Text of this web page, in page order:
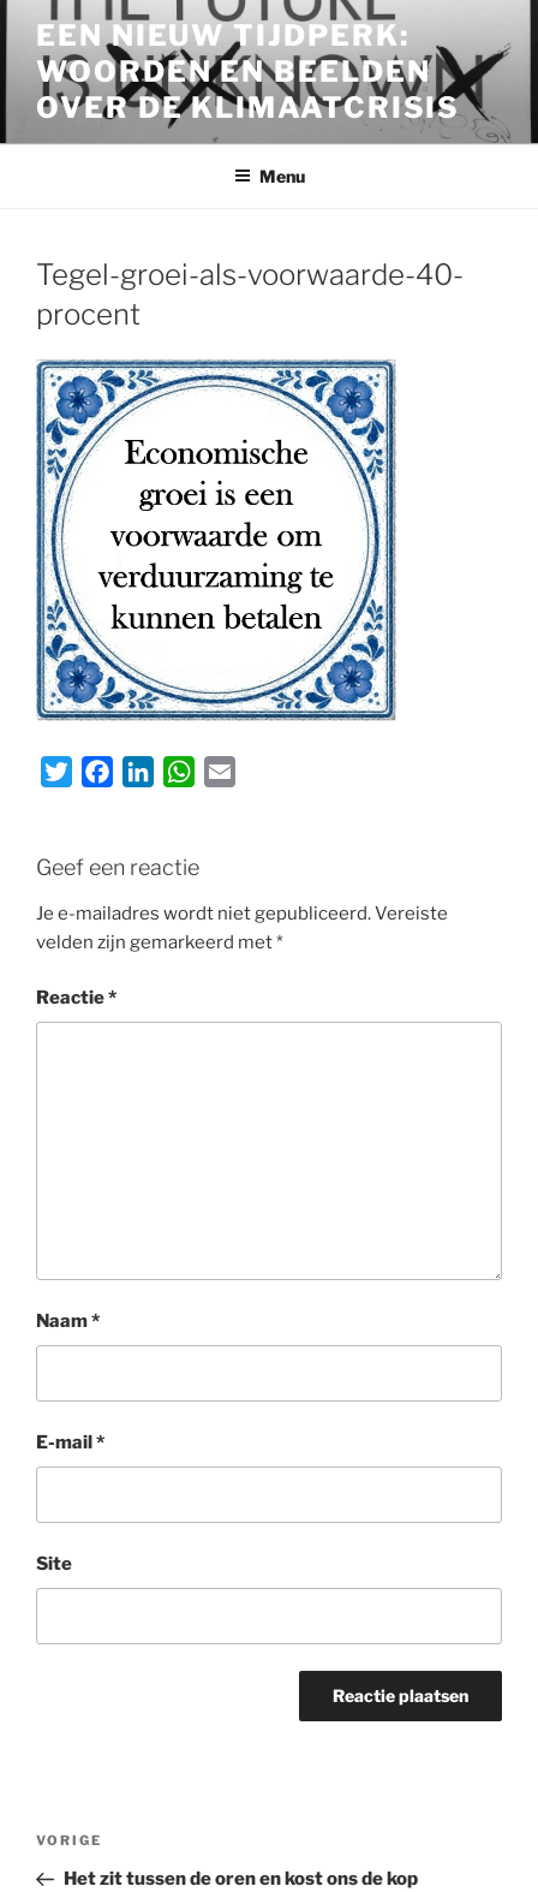
inhoud
EEN NIEUW TIJDPERK:
WOORDEN EN BEELDEN
OVER DE KLIMAATCRISIS
Menu
Tegel-groei-als-voorwaarde-40-
procent
t
e
e
o
o
k
k
d
W
t
A
Geef een reactie
Je e-mailadres wordt niet gepubliceerd.Vereiste
velden zijn gemarkeerd met*
Reactie*
Naam*
E-mail*
Site
Bericht
Vorig
bericht
VORIGE
Het zit tussen de oren en kost ons de kop